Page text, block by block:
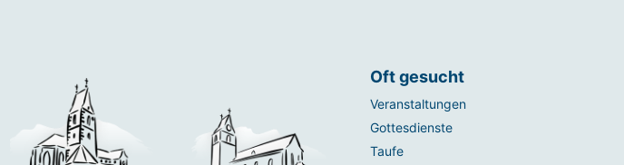
Oft gesucht
Veranstaltungen
Gottesdienste
Taufe